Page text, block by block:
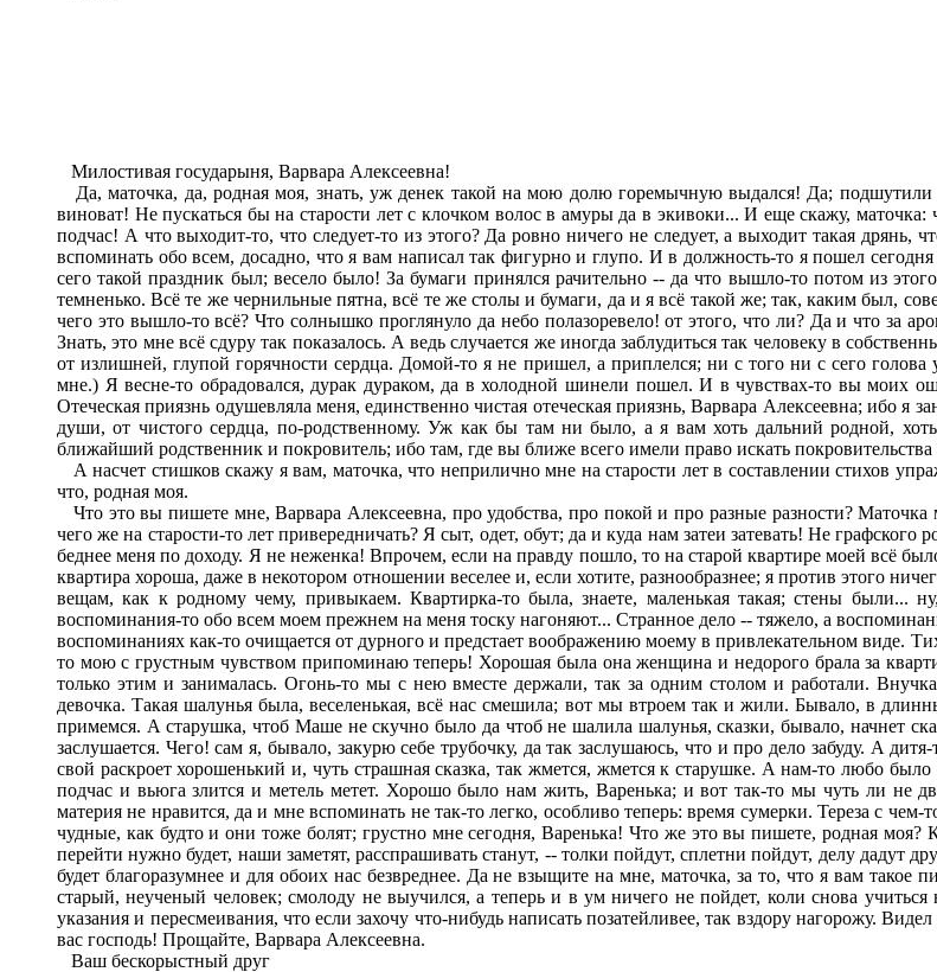
Милостивая государыня, Варвара Алексеевна!
Да, маточка, да, родная моя, знать, уж денек такой на мою долю горемычную выдался! Да;
виноват! Не пускаться бы на старости лет с клочком волос в амуры да в экивоки... И еще скажу,
подчас! А что выходит-то, что следует-то из этого? Да ровно ничего не следует, а выходит такая дрянь,
вспоминать обо всем, досадно, что я вам написал так фигурно и глупо. И в должность-то я пошел
сего такой праздник был; весело было! За бумаги принялся рачительно -- да что вышло-то потом из
темненько. Всё те же чернильные пятна, всё те же столы и бумаги, да и я всё такой же; так, каким был,
чего это вышло-то всё? Что солнышко проглянуло да небо полазоревело! от этого, что ли? Да и что за
Знать, это мне всё сдуру так показалось. А ведь случается же иногда заблудиться так человеку в
от излишней, глупой горячности сердца. Домой-то я не пришел, а приплелся; ни с того ни с сего
мне.) Я весне-то обрадовался, дурак дураком, да в холодной шинели пошел. И в чувствах-то вы моих
Отеческая приязнь одушевляла меня, единственно чистая отеческая приязнь, Варвара Алексеевна; ибо я
души, от чистого сердца, по-родственному. Уж как бы там ни было, а я вам хоть дальний родной,
ближайший родственник и покровитель; ибо там, где вы ближе всего имели право искать
А насчет стишков скажу я вам, маточка, что неприлично мне на старости лет в составлении стихов
что, родная моя.
Что это вы пишете мне, Варвара Алексеевна, про удобства, про покой и про разные разности?
чего же на старости-то лет привередничать? Я сыт, одет, обут; да и куда нам затеи затевать! Не
беднее меня по доходу. Я не неженка! Впрочем, если на правду пошло, то на старой квартире моей всё
квартира хороша, даже в некотором отношении веселее и, если хотите, разнообразнее; я против этого
вещам, как к родному чему, привыкаем. Квартирка-то была, знаете, маленькая такая; стены
воспоминания-то обо всем моем прежнем на меня тоску нагоняют... Странное дело -- тяжело, а
воспоминаниях как-то очищается от дурного и предстает воображению моему в привлекательном виде.
то мою с грустным чувством припоминаю теперь! Хорошая была она женщина и недорого брала за
только этим и занималась. Огонь-то мы с нею вместе держали, так за одним столом и работали.
девочка. Такая шалунья была, веселенькая, всё нас смешила; вот мы втроем так и жили. Бывало, в
примемся. А старушка, чтоб Маше не скучно было да чтоб не шалила шалунья, сказки, бывало, начнет
заслушается. Чего! сам я, бывало, закурю себе трубочку, да так заслушаюсь, что и про дело забуду. А
свой раскроет хорошенький и, чуть страшная сказка, так жмется, жмется к старушке. А нам-то любо
подчас и вьюга злится и метель метет. Хорошо было нам жить, Варенька; и вот так-то мы чуть ли не
материя не нравится, да и мне вспоминать не так-то легко, особливо теперь: время сумерки. Тереза с
чудные, как будто и они тоже болят; грустно мне сегодня, Варенька! Что же это вы пишете, родная
перейти нужно будет, наши заметят, расспрашивать станут, -- толки пойдут, сплетни пойдут, делу дадут
будет благоразумнее и для обоих нас безвреднее. Да не взыщите на мне, маточка, за то, что я вам такое
старый, неученый человек; смолоду не выучился, а теперь и в ум ничего не пойдет, коли снова
указания и пересмеивания, что если захочу что-нибудь написать позатейливее, так вздору нагорожу.
вас господь! Прощайте, Варвара Алексеевна.
Ваш бескорыстный друг